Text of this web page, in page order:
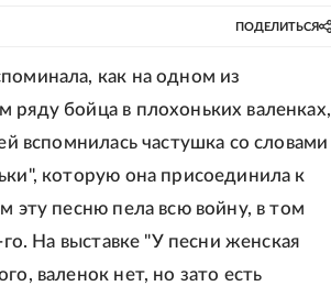
ПОДЕЛИТЬСЯ
как на одном из
ряду бойца в плохоньких валенках,
вспомнилась частушка со словами
которую она присоединила к
эту песню пела всю войну, в том
На выставке "У песни женская
валенок нет, но зато есть